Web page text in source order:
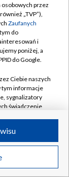
przez
„TVP”),
Zaufanych
do
i
poniżej, a
do Google.
Ciebie naszych
tym informacje
sygnalizatory
świadczenie
Ciebie
identyfikatory